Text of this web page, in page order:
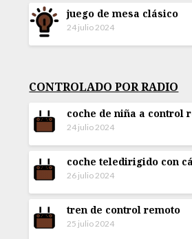
juego de mesa clásico
24 julio 2024
CONTROLADO POR RADIO
coche de niña a control
24 julio 2024
coche teledirigido con
26 julio 2024
tren de control remoto
25 julio 2024